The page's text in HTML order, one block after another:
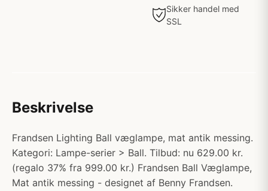
Sikker handel med
SSL
Beskrivelse
Frandsen Lighting Ball væglampe, mat antik messing.
Kategori: Lampe-serier > Ball. Tilbud: nu 629.00 kr.
(regalo 37% fra 999.00 kr.) Frandsen Ball Væglampe,
Mat antik messing - designet af Benny Frandsen.